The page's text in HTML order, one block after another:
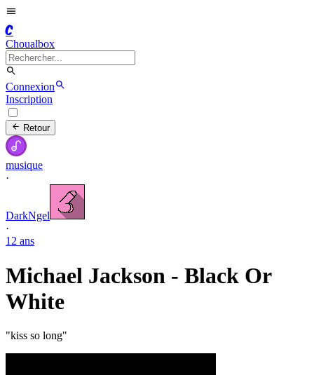
C
Choualbox
Connexion
Inscription
Retour
musique
·
DarkNgel
·
12 ans
Michael Jackson - Black Or
White
"kiss so long"